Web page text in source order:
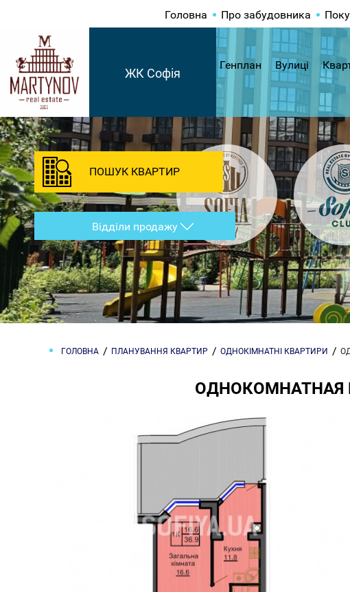
Головна Про забудовника
ЖК Софія
Генплан Вулиці
ПОШУК КВАРТИР
Відділи продажу
ГОЛОВНА ПЛАНУВАННЯ КВАРТИР ОДНОКІМНАТНІ КВАРТИРИ
ОДНОКОМНАТНАЯ